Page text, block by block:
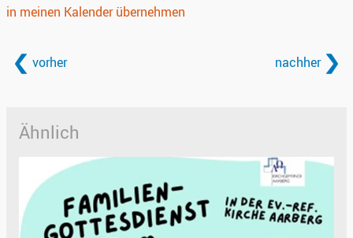
in meinen Kalender übernehmen
vorher nachher
Ähnlich